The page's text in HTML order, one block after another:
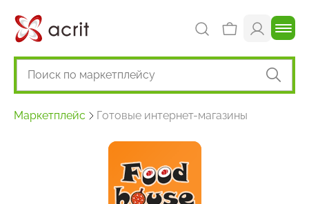
Маркетплейс Готовые интернет-магазины